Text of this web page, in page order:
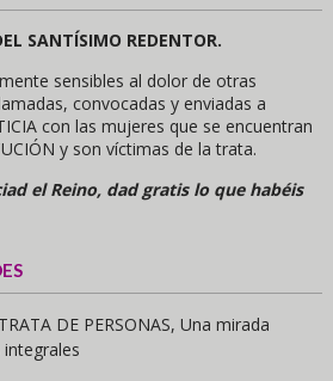
SANTÍSIMO REDENTOR.
sensibles al dolor de otras
convocadas y enviadas a
con las mujeres que se encuentran
y son víctimas de la trata.
el Reino, dad gratis lo que habéis
DE PERSONAS, Una mirada